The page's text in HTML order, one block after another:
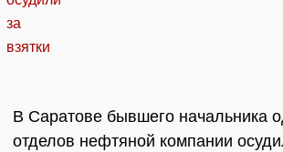
В Саратове бывшего начальника
отделов нефтяной компании